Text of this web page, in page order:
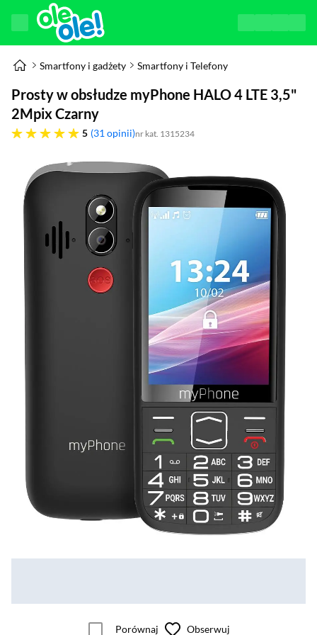
Smartfony i gadżety Smartfony i Telefony
Prosty w obsłudze myPhone HALO 4 LTE 3,5"
2Mpix Czarny
5
pięć gwiazdek 31 opinii nr kat. 1315234
Porównaj Obserwuj